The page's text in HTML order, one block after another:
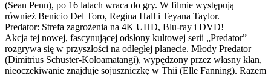
(Sean Penn), po 16 latach wraca do gry. W filmie występują
również Benicio Del Toro, Regina Hall i Teyana Taylor.
Predator: Strefa zagrożenia na 4K UHD, Blu-ray i DVD!
Akcja tej nowej, fascynującej odsłony kultowej serii „Predator”
rozgrywa się w przyszłości na odległej planecie. Młody Predator
(Dimitrius Schuster-Koloamatangi), wypędzony przez własny klan,
nieoczekiwanie znajduje sojuszniczkę w Thii (Elle Fanning). Razem